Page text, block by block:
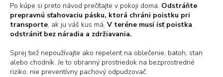
Po kúpe si preto návod prečítajte v pokoji doma. Odstráňte
prepravnú sťahovaciu pásku, ktorá chráni poistku pri
transporte, ak ju váš kus má. V teréne musí ísť poistka
odstrániť bez náradia a zdržiavania.
Sprej tiež nepoužívajte ako repelent na oblečenie, batoh, stan
alebo chodník. Je to obranný prostriedok na bezprostredné
riziko, nie preventívny pachový odpudzovač.